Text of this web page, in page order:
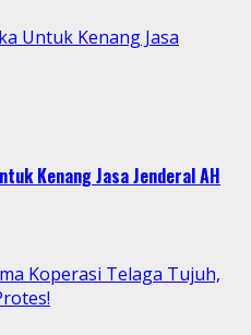
Untuk Kenang Jasa
Kenang Jasa Jenderal AH
Koperasi Telaga Tujuh,